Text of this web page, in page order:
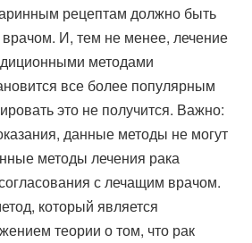
рецептам должно быть
И, тем не менее, лечение
методами
все более популярным
это не получится. Важно:
данные методы не могут
методы лечения рака
с лечащим врачом.
который является
теории о том, что рак